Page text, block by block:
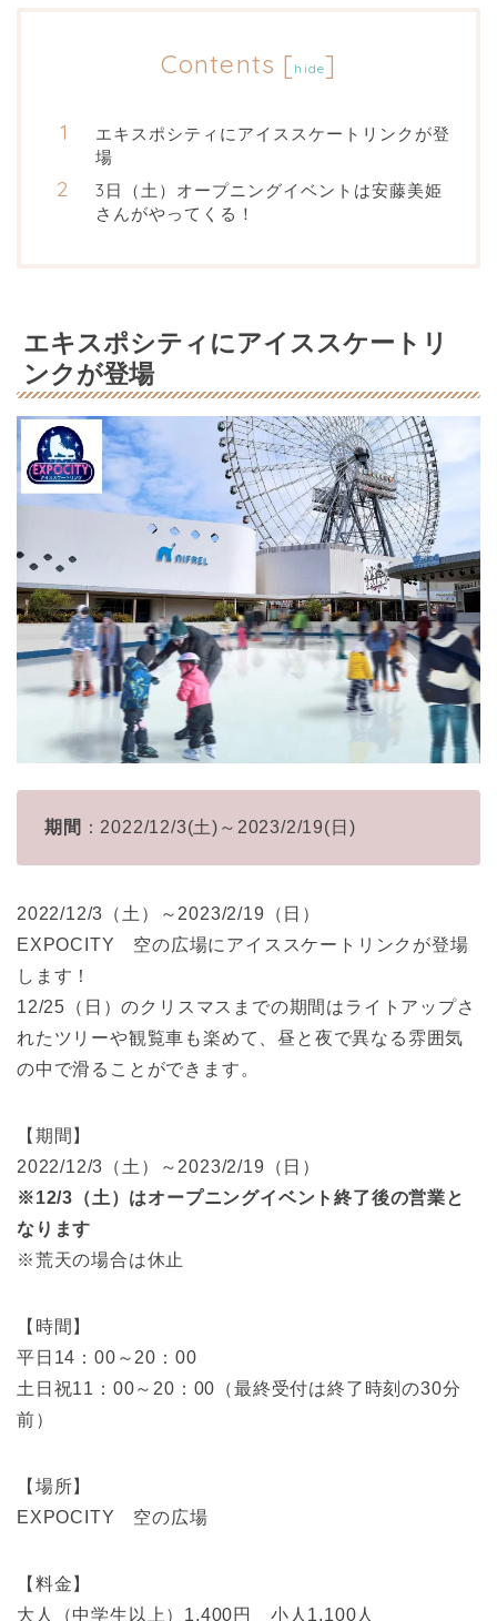
Contents [ hide]
エキスポシティにアイススケートリンクが登
場
3日（土）オープニングイベントは安藤美姫
さんがやってくる！
エキスポシティにアイススケートリ
ンクが登場
期間 ：2022/12/3(土)～2023/2/19(日)
2022/12/3（土）～2023/2/19（日）
EXPOCITY 空の広場にアイススケートリンクが登場
します！
12/25（日）のクリスマスまでの期間はライトアップさ
れたツリーや観覧車も楽めて、昼と夜で異なる雰囲気
の中で滑ることができます。
【期間】
2022/12/3（土）～2023/2/19（日）
※12/3（土）はオープニングイベント終了後の営業と
なります
※荒天の場合は休止
【時間】
平日14：00～20：00
土日祝11：00～20：00（最終受付は終了時刻の30分
前）
【場所】
EXPOCITY 空の広場
【料金】
大人（中学生以上）1,400円 小人1,100人